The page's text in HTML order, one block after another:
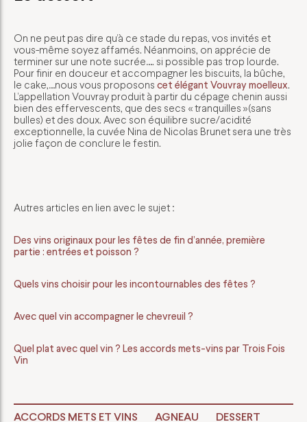
On ne peut pas dire qu’à ce stade du repas, vos invités et
vous-même soyez affamés. Néanmoins, on apprécie de
terminer sur une note sucrée…. si possible pas trop lourde.
Pour finir en douceur et accompagner les biscuits, la bûche,
le cake,…nous vous proposons cet élégant Vouvray moelleux.
L’appellation Vouvray produit à partir du cépage chenin aussi
bien des effervescents, que des secs « tranquilles »(sans
bulles) et des doux. Avec son équilibre sucre/acidité
exceptionnelle, la cuvée Nina de Nicolas Brunet sera une très
jolie façon de conclure le festin.
Autres articles en lien avec le sujet :
Des vins originaux pour les fêtes de fin d’année, première
partie : entrées et poisson ?
Quels vins choisir pour les incontournables des fêtes ?
Avec quel vin accompagner le chevreuil ?
Quel plat avec quel vin ? Les accords mets-vins par Trois Fois
Vin
ACCORDS METS ET VINS AGNEAU
DESSERT